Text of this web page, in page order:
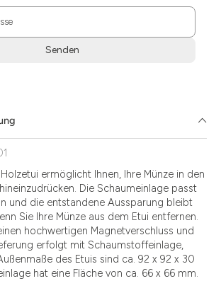
Senden
ermöglicht Ihnen, Ihre Münze in den
Die Schaumeinlage passt
und die entstandene Aussparung bleibt
Sie Ihre Münze aus dem Etui entfernen.
hochwertigen Magnetverschluss und
erfolgt mit Schaumstoffeinlage,
des Etuis sind ca. 92 x 92 x 30
hat eine Fläche von ca. 66 x 66 mm.